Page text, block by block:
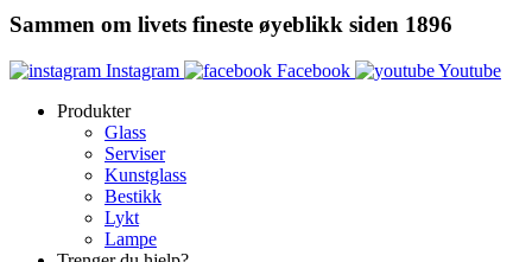
Sammen om livets fineste øyeblikk siden 1896
Instagram Facebook
Youtube
Produkter
Glass
Serviser
Kunstglass
Bestikk
Lykt
Lampe